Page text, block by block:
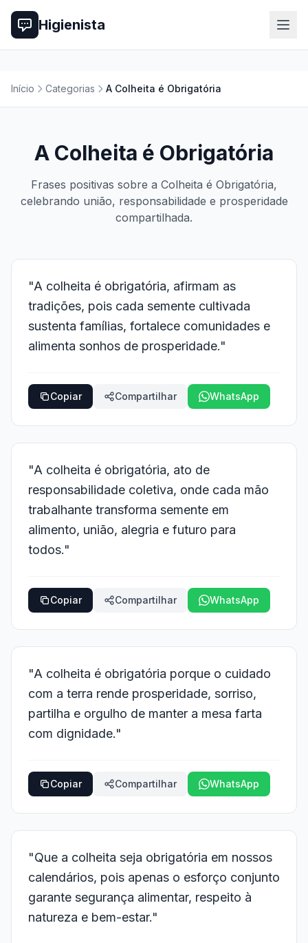
Higienista
Início Categorias A Colheita é Obrigatória
A Colheita é Obrigatória
Frases positivas sobre a Colheita é Obrigatória,
celebrando união, responsabilidade e prosperidade
compartilhada.
"A colheita é obrigatória, afirmam as
tradições, pois cada semente cultivada
sustenta famílias, fortalece comunidades e
alimenta sonhos de prosperidade."
Copiar Compartilhar WhatsApp
"A colheita é obrigatória, ato de
responsabilidade coletiva, onde cada mão
trabalhante transforma semente em
alimento, união, alegria e futuro para
todos."
Copiar Compartilhar WhatsApp
"A colheita é obrigatória porque o cuidado
com a terra rende prosperidade, sorriso,
partilha e orgulho de manter a mesa farta
com dignidade."
Copiar Compartilhar WhatsApp
"Que a colheita seja obrigatória em nossos
calendários, pois apenas o esforço conjunto
garante segurança alimentar, respeito à
natureza e bem-estar."